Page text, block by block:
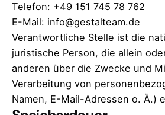
Telefon: +49 151 745 78 762
E-Mail: info@gestalteam.de
Verantwortliche Stelle ist die
juristische Person, die allein
anderen über die Zwecke und
Verarbeitung von
Namen, E-Mail-Adressen o. Ä.)